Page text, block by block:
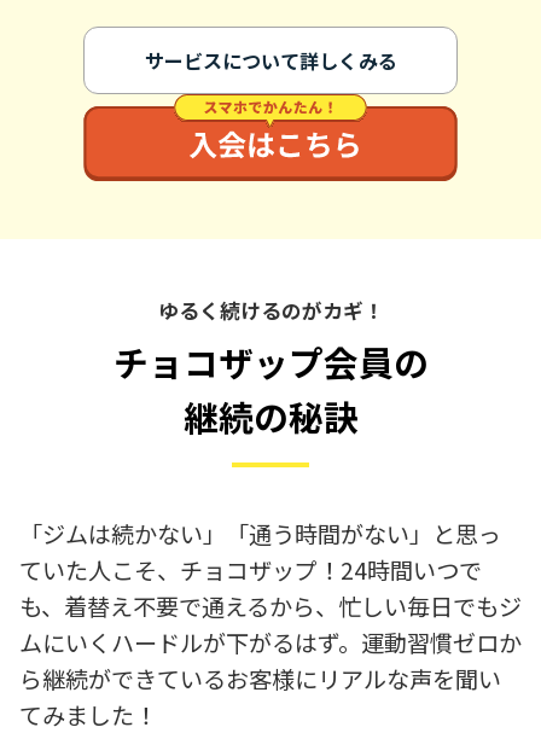
サービスについて詳しくみる
ゆるく続けるのがカギ！
チョコザップ会員の
継続の秘訣
「ジムは続かない」「通う時間がない」と思っ
ていた人こそ、チョコザップ！24時間いつで
も、着替え不要で通えるから、忙しい毎日でもジ
ムにいくハードルが下がるはず。運動習慣ゼロか
ら継続ができているお客様にリアルな声を聞い
てみました！